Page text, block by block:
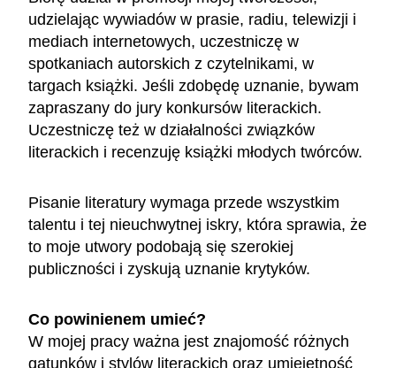
udzielając wywiadów w prasie, radiu, telewizji i
mediach internetowych, uczestniczę w
spotkaniach autorskich z czytelnikami, w
targach książki. Jeśli zdobędę uznanie, bywam
zapraszany do jury konkursów literackich.
Uczestniczę też w działalności związków
literackich i recenzuję książki młodych twórców.
Pisanie literatury wymaga przede wszystkim
talentu i tej nieuchwytnej iskry, która sprawia, że
to moje utwory podobają się szerokiej
publiczności i zyskują uznanie krytyków.
Co powinienem umieć?
W mojej pracy ważna jest znajomość różnych
gatunków i stylów literackich oraz umiejętność